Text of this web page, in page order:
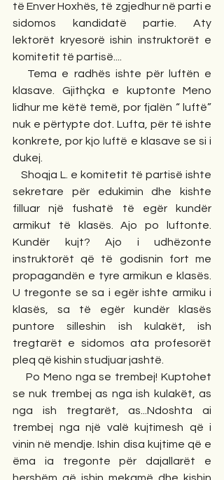
të Enver Hoxhës, të zgjedhur në parti e
sidomos kandidatë partie. Aty
lektorët kryesorë ishin instruktorët e
komitetit të partisë....
klasave. Gjithçka e kuptonte Meno
lidhur me këtë temë, por fjalën “ luftë”
nuk e përtypte dot. Lufta, për të ishte
konkrete, por kjo luftë e klasave se si i
dukej.
sekretare për edukimin dhe kishte
filluar një fushatë të egër kundër
armikut të klasës. Ajo po luftonte.
Kundër kujt? Ajo i udhëzonte
instruktorët që të godisnin fort me
propagandën e tyre armikun e klasës.
U tregonte se sa i egër ishte armiku i
klasës, sa të egër kundër klasës
puntore silleshin ish kulakët, ish
tregtarët e sidomos ata profesorët
pleq që kishin studjuar jashtë.
    Po Meno nga se trembej! Kuptohet
se nuk trembej as nga ish kulakët, as
nga ish tregtarët, as...Ndoshta ai
trembej nga një valë kujtimesh që i
vinin në mendje. Ishin disa kujtime që e
ëma ia tregonte për dajallarët e